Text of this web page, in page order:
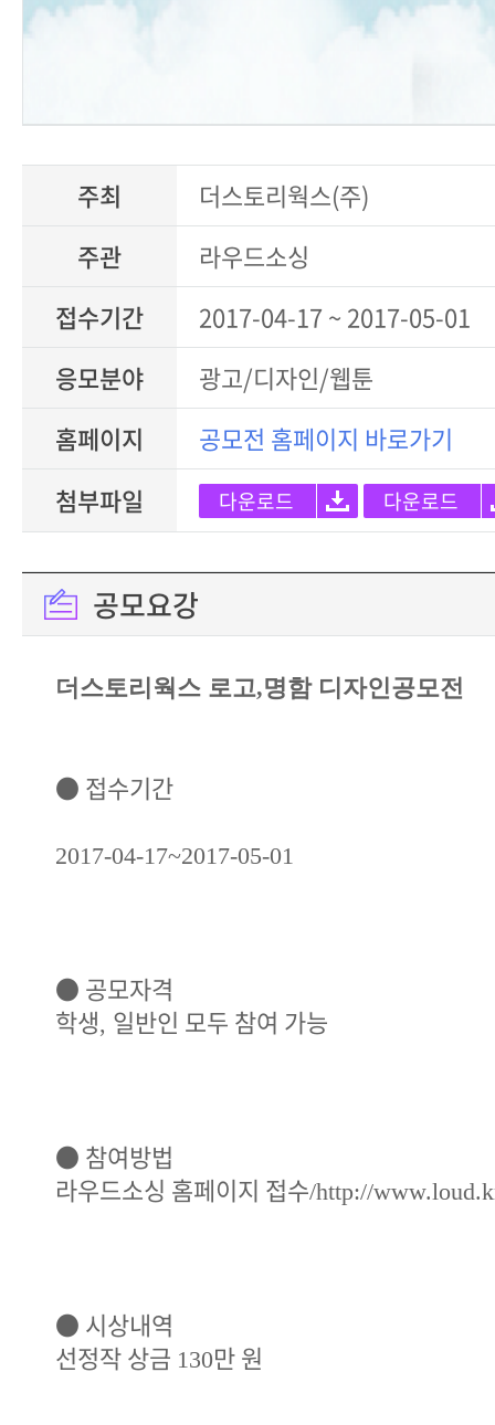
주최
더스토리웍스(주)
주관
라우드소싱
접수기간
2017-04-17 ~ 2017-05-01
응모분야
광고/디자인/웹툰
홈페이지
공모전 홈페이지 바로가기
첨부파일
다운로드 다운로드
공모요강
더스토리웍스 로고,명함 디자인공모전
● 접수기간
2017-04-17~2017-05-01
● 공모자격
학생, 일반인 모두 참여 가능
● 참여방법
라우드소싱 홈페이지 접수/http://
● 시상내역
선정작 상금 130만 원